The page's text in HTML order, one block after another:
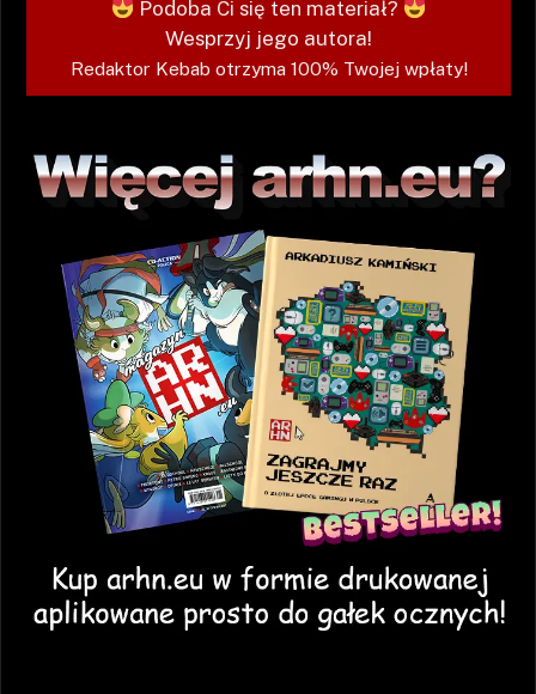
Podoba Ci się ten materiał?
Wesprzyj jego autora!
Redaktor Kebab otrzyma 100% Twojej wpłaty!